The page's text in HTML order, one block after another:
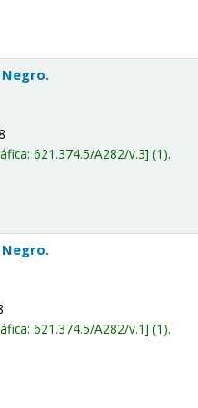
Negro.
621.374.5/A282/v.3 (1).
Negro.
621.374.5/A282/v.1 (1).